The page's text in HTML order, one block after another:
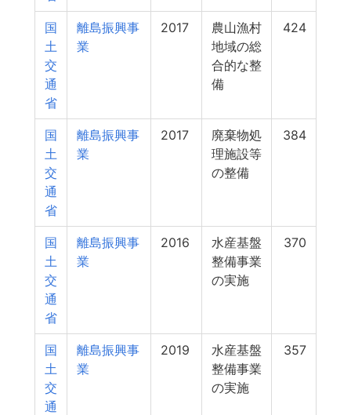
国
土
交
通
省
離島振興事
業
2017
農山漁村
地域の総
合的な整
備
424
国
土
交
通
省
離島振興事
業
2017
廃棄物処
理施設等
の整備
384
国
土
交
通
省
離島振興事
業
2016
水産基盤
整備事業
の実施
370
国
土
交
通
離島振興事
業
2019
水産基盤
整備事業
の実施
357